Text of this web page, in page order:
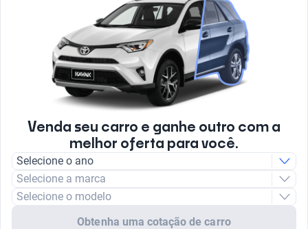
Venda seu carro e ganhe outro com a
melhor oferta para você.
Selecione o ano
Selecione a marca
Selecione o modelo
Obtenha uma cotação de carro